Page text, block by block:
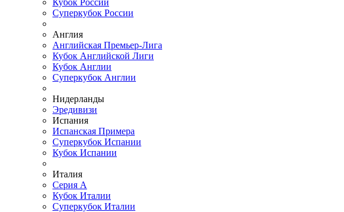
Кубок России
Суперкубок России
Англия
Английская Премьер-Лига
Кубок Английской Лиги
Кубок Англии
Суперкубок Англии
Нидерланды
Эредивизи
Испания
Испанская Примера
Суперкубок Испании
Кубок Испании
Италия
Серия А
Кубок Италии
Суперкубок Италии